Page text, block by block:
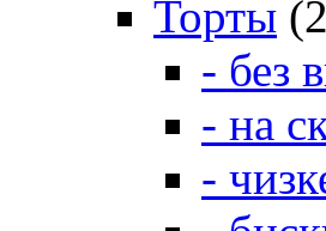
Торты
- без
- на
-